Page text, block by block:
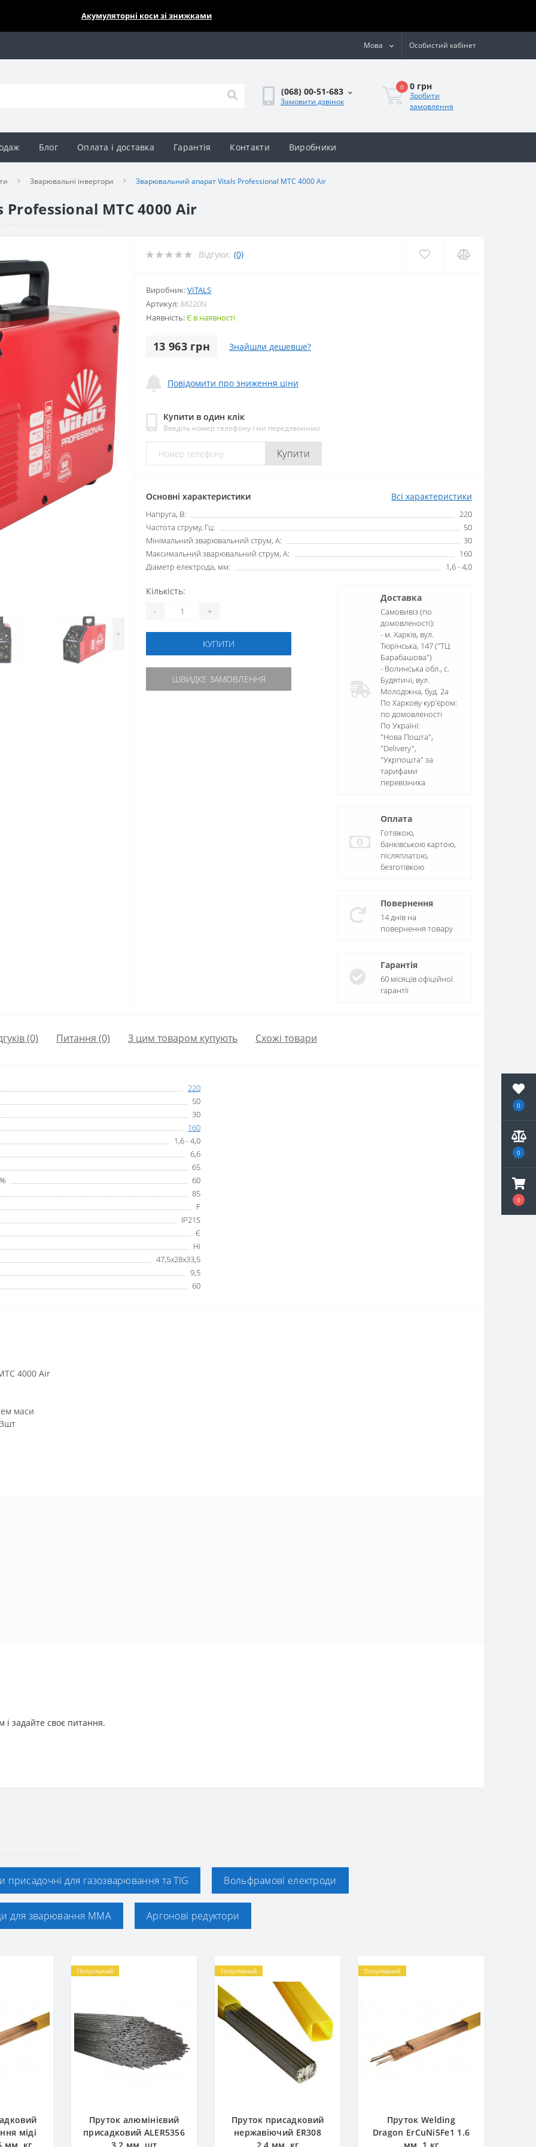
0
0
0
Акумуляторні коси зі знижками
Мова Особистий кабінет
(068) 00-51-683
Замовити дзвінок
0 0 грн
Зробити
замовлення
Блог Оплата і доставка Гарантія Контакти Виробники
Зварювальні інвертори Зварювальний апарат Vitals Professional MTC 4000 Air
MTC 4000 Air
>
Відгуки: (0)
Виробник:VITALS
Артикул: 88220N
Наявність:Є в наявності
13 963 грн Знайшли дешевше?
Повідомити про зниження ціни
Купити в один клік
Введіть номер телефону і ми передзвонимо
Купити
Основні характеристики Всі характеристики
Напруга, В:
220
Частота струму, Гц:
50
Мінімальний зварювальний струм, А:
30
Максимальний зварювальний струм, А:
160
Діаметр електрода, мм:
1,6 - 4,0
Кількість:
- +
КУПИТИ
ШВИДКЕ ЗАМОВЛЕННЯ
Доставка
Самовивіз (по
домовленості):
- м. Харків, вул.
Тюрінська, 147 ("ТЦ
Барабашова")
- Волинська обл., c.
Будятичі, вул.
Молодіжна, буд. 2а
По Харкову кур'єром:
по домовленості
По Україні:
"Нова Пошта",
"Delivery",
"Укрпошта" за
тарифами
перевізника
Оплата
Готівкою,
банківською картою,
післяплатою,
безготівкою
Повернення
14 днів на
повернення товару
Гарантія
60 місяців офіційної
гарантії
(0) Питання (0) З цим товаром купують Схожі товари
220
50
30
160
1,6 - 4,0
6,6
65
60
85
F
IP21S
Є
Ні
47,5х28х33,5
9,5
60
4000 Air
маси
задайте своє питання.
присадочні для газозварювання та TIG Вольфрамові електроди
для зварювання ММА Аргонові редуктори
міді
Популярний
Пруток алюмінієвий
присадковий ALER5356
Популярний
Пруток присадковий
нержавіючий ER308
Популярний
Пруток Welding
Dragon ErCuNi5Fe1 1.6